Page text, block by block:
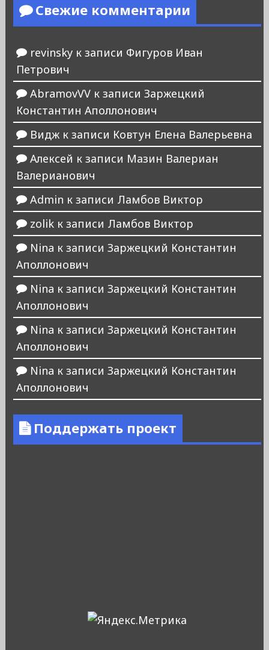
Свежие комментарии
revinskyк записи Фигуров Иван
Петрович
AbramovVVк записи Заржецкий
Константин Аполлонович
Виджк записи Ковтун Елена Валерьевна
Алексей к записи Мазин Валериан
Валерианович
Admin к записи Ламбов Виктор
zolikк записи Ламбов Виктор
Nina к записи Заржецкий Константин
Аполлонович
Nina к записи Заржецкий Константин
Аполлонович
Nina к записи Заржецкий Константин
Аполлонович
Nina к записи Заржецкий Константин
Аполлонович
Поддержать проект